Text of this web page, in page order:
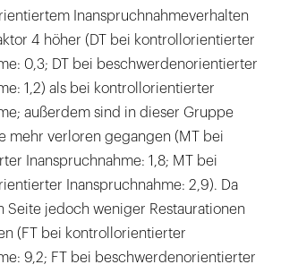
Inanspruchnahmeverhalten
4 höher (DT bei kontrollorientierter
0,3; DT bei beschwerdenorientierter
1,2) als bei kontrollorientierter
außerdem sind in dieser Gruppe
mehr verloren gegangen (MT bei
Inanspruchnahme: 1,8; MT bei
Inanspruchnahme: 2,9). Da
Seite jedoch weniger Restaurationen
(FT bei kontrollorientierter
9,2; FT bei beschwerdenorientierter